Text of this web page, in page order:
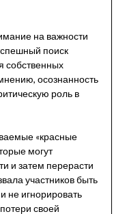
на важности
поиск
собственных
осознанность
роль в
«красные
могут
и затем перерасти
участников быть
не игнорировать
своей